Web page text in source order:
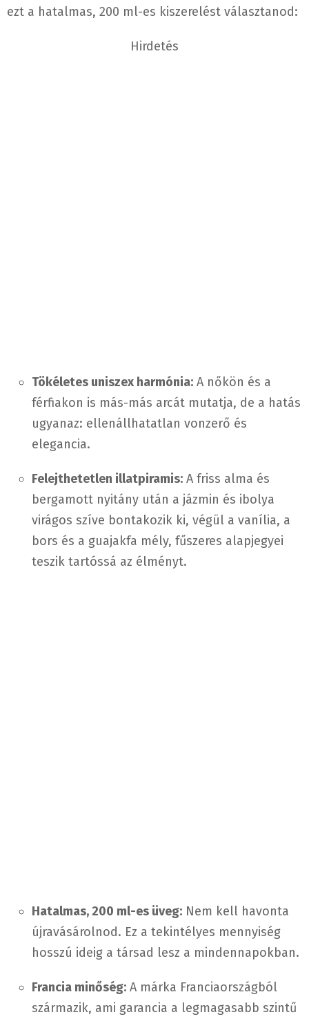
ezt a hatalmas, 200 ml-es kiszerelést választanod:
Hirdetés
Tökéletes uniszex harmónia: A nőkön és a
férfiakon is más-más arcát mutatja, de a hatás
ugyanaz: ellenállhatatlan vonzerő és
elegancia.
Felejthetetlen illatpiramis: A friss alma és
bergamott nyitány után a jázmin és ibolya
virágos szíve bontakozik ki, végül a vanília, a
bors és a guajakfa mély, fűszeres alapjegyei
teszik tartóssá az élményt.
Hatalmas, 200 ml-es üveg: Nem kell havonta
újravásárolnod. Ez a tekintélyes mennyiség
hosszú ideig a társad lesz a mindennapokban.
Francia minőség: A márka Franciaországból
származik, ami garancia a legmagasabb szintű